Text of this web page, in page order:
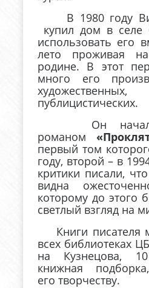
В 1980 году
купил дом в селе
использовать его
лето проживая
родине. В этот
много его
публицистических.
Он начал
романом
первый том
году, второй – в
критики писали,
видна
которому до этого
светлый взгляд на
Книги писателя
всех библиотеках
на Кузнецова, 10
книжная
его творчеству.